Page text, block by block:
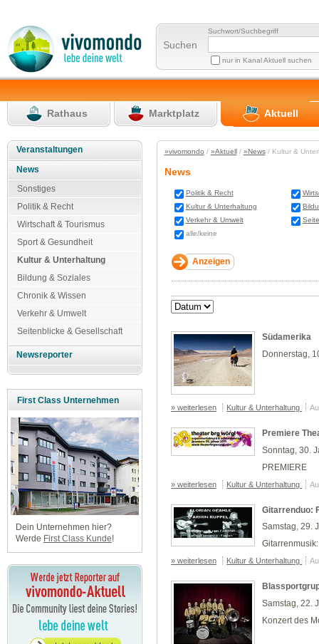
Suchen
Suchwort/Suchbegriff
nur in Kanal Aktuell suchen
Rathaus Marktplatz Aktuell
Veranstaltungen
News
Sonstiges
Politik & Recht
Wirtschaft & Tourismus
Sport & Gesundheit
Kultur & Unterhaltung
Bildung & Soziales
Chronik & Wissen
Verkehr & Umwelt
Seitenblicke & Gesellschaft
Newsreporter
First Class Unternehmen
Dein Unternehmen hier?
Werde First Class Kunde!
»vivomondo / »Aktuell/ »News/ Kultur &
News
Politik & Recht
Kultur & Unterhaltung
Verkehr & Umwelt
alle/keine
Südamerika
Donnerstag,
» weiterlesen Kultur & Unterhaltung
Premiere
Sonntag, 30.
PREMIERE
» weiterlesen Kultur & Unterhaltung
Gitarrenduo:
Samstag, 29.
» weiterlesen Kultur & Unterhaltung
Samstag, 22.
Konzert des